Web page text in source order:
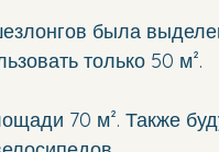
была
только 50 м².
70 м². Также